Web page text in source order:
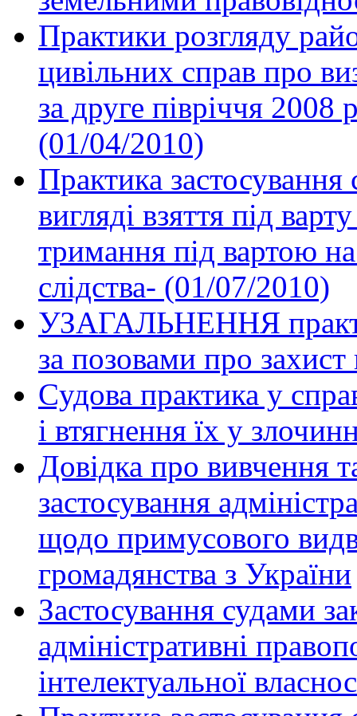
Практики розгляду
цивільних справ про
за друге півріччя
(01/04/2010)
Практика
вигляді взяття під
тримання під вартою на
слідства- (01/07/2010)
УЗАГАЛЬНЕННЯ
за позовами про
Cудова практика у
i втягнення їх у
Довідка про вивчення
застосування
щодо примусового
громадянства з України
Застосування судами
адмiнiстративнi
iнтелектуальної